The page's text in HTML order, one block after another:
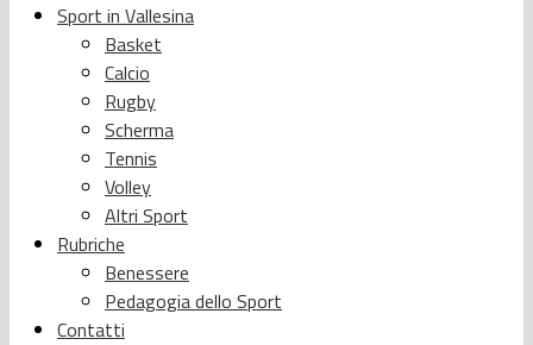
Sport in Vallesina
Basket
Calcio
Rugby
Scherma
Tennis
Volley
Altri Sport
Rubriche
Benessere
Pedagogia dello Sport
Contatti